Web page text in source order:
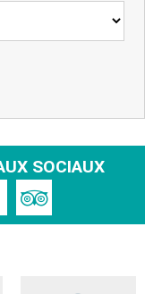
SOCIAUX